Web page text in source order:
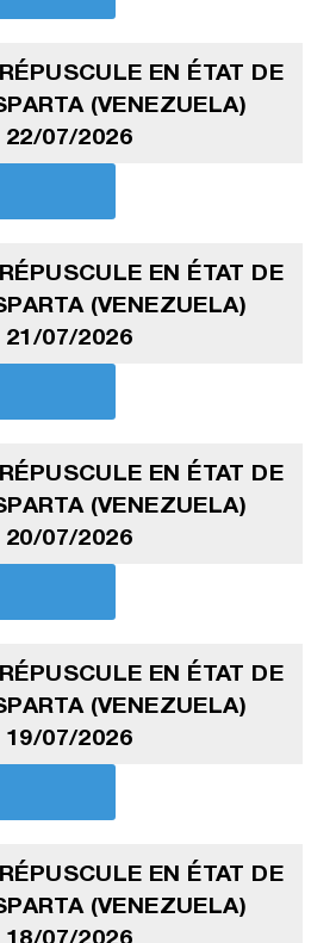
EN ÉTAT DE
(VENEZUELA)
22/07/2026
EN ÉTAT DE
(VENEZUELA)
21/07/2026
EN ÉTAT DE
(VENEZUELA)
20/07/2026
EN ÉTAT DE
(VENEZUELA)
19/07/2026
EN ÉTAT DE
(VENEZUELA)
18/07/2026